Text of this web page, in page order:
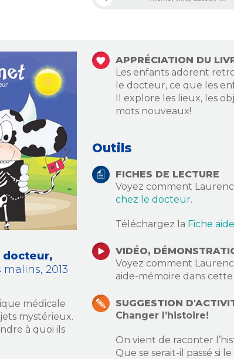
docteur,
malins, 2013
médicale
mystérieux.
à quoi ils
APPRÉCIATION DU
Les enfants adorent
le docteur, ce que les
Il explore les lieux, les
mots nouveaux!
Outils
FICHES DE LECTURE
Voyez comment
chez le docteur.
Téléchargez la Fiche
VIDÉO,
Voyez comment
aide-mémoire dans cette
SUGGESTION
Changer l’histoire!
On vient de raconter
Que se serait-il passé si